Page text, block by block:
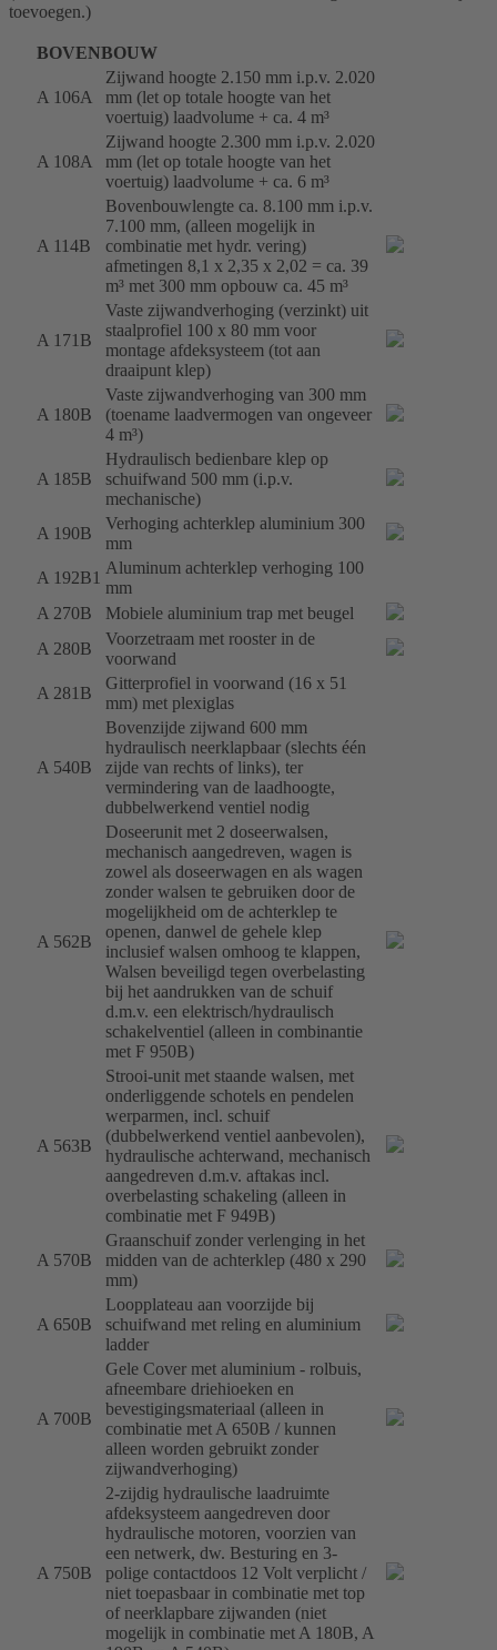
toevoegen.)
BOVENBOUW
A 106A
Zijwand hoogte 2.150 mm i.p.v. 2.020
mm (let op totale hoogte van het
voertuig) laadvolume + ca. 4 m³
A 108A
Zijwand hoogte 2.300 mm i.p.v. 2.020
mm (let op totale hoogte van het
voertuig) laadvolume + ca. 6 m³
A 114B
Bovenbouwlengte ca. 8.100 mm i.p.v.
7.100 mm, (alleen mogelijk in
combinatie met hydr. vering)
afmetingen 8,1 x 2,35 x 2,02 = ca. 39
m³ met 300 mm opbouw ca. 45 m³
A 171B
Vaste zijwandverhoging (verzinkt) uit
staalprofiel 100 x 80 mm voor
montage afdeksysteem (tot aan
draaipunt klep)
A 180B
Vaste zijwandverhoging van 300 mm
(toename laadvermogen van ongeveer
4 m³)
A 185B
Hydraulisch bedienbare klep op
schuifwand 500 mm (i.p.v.
mechanische)
A 190B
Verhoging achterklep aluminium 300
mm
A 192B1
Aluminum achterklep verhoging 100
mm
A 270B
Mobiele aluminium trap met beugel
A 280B
Voorzetraam met rooster in de
voorwand
A 281B
Gitterprofiel in voorwand (16 x 51
mm) met plexiglas
A 540B
Bovenzijde zijwand 600 mm
hydraulisch neerklapbaar (slechts één
zijde van rechts of links), ter
vermindering van de laadhoogte,
dubbelwerkend ventiel nodig
A 562B
Doseerunit met 2 doseerwalsen,
mechanisch aangedreven, wagen is
zowel als doseerwagen en als wagen
zonder walsen te gebruiken door de
mogelijkheid om de achterklep te
openen, danwel de gehele klep
inclusief walsen omhoog te klappen,
Walsen beveiligd tegen overbelasting
bij het aandrukken van de schuif
d.m.v. een elektrisch/hydraulisch
schakelventiel (alleen in combinantie
met F 950B)
A 563B
Strooi-unit met staande walsen, met
onderliggende schotels en pendelen
werparmen, incl. schuif
(dubbelwerkend ventiel aanbevolen),
hydraulische achterwand, mechanisch
aangedreven d.m.v. aftakas incl.
overbelasting schakeling (alleen in
combinatie met F 949B)
A 570B
Graanschuif zonder verlenging in het
midden van de achterklep (480 x 290
mm)
A 650B
Loopplateau aan voorzijde bij
schuifwand met reling en aluminium
ladder
A 700B
Gele Cover met aluminium - rolbuis,
afneembare driehioeken en
bevestigingsmateriaal (alleen in
combinatie met A 650B / kunnen
alleen worden gebruikt zonder
zijwandverhoging)
A 750B
2-zijdig hydraulische laadruimte
afdeksysteem aangedreven door
hydraulische motoren, voorzien van
een netwerk, dw. Besturing en 3-
polige contactdoos 12 Volt verplicht /
niet toepasbaar in combinatie met top
of neerklapbare zijwanden (niet
mogelijk in combinatie met A 180B, A